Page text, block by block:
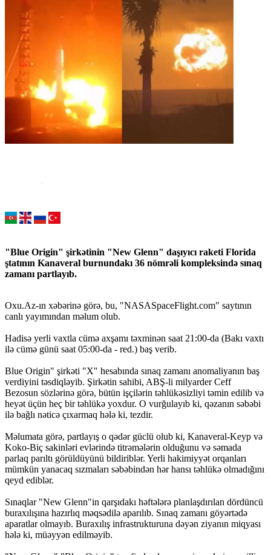
"Blue Origin" şirkətinin "New Glenn" daşıyıcı raketi Florida
ştatının Kanaveral burnundakı 36 nömrəli kompleksində sınaq
zamanı partlayıb.
Oxu.Az-ın xəbərinə görə, bu, "NASASpaceFlight.com" saytının
canlı yayımından məlum olub.
Hadisə yerli vaxtla cümə axşamı təxminən saat 21:00-da (Bakı vaxtı
ilə cümə günü saat 05:00-da - red.) baş verib.
Blue Origin" şirkəti "X" hesabında sınaq zamanı anomaliyanın baş
verdiyini təsdiqləyib. Şirkətin sahibi, ABŞ-li milyarder Ceff
Bezosun sözlərinə görə, bütün işçilərin təhlükəsizliyi təmin edilib və
heyət üçün heç bir təhlükə yoxdur. O vurğulayıb ki, qəzanın səbəbi
ilə bağlı nəticə çıxarmaq hələ ki, tezdir.
Məlumata görə, partlayış o qədər güclü olub ki, Kanaveral-Keyp və
Koko-Biç sakinləri evlərində titrəmələrin olduğunu və səmada
parlaq parıltı görüldüyünü bildiriblər. Yerli hakimiyyət orqanları
mümkün yanacaq sızmaları səbəbindən hər hansı təhlükə olmadığını
qeyd ediblər.
Sınaqlar "New Glenn"in qarşıdakı həftələrə planlaşdırılan dördüncü
buraxılışına hazırlıq məqsədilə aparılıb. Sınaq zamanı göyərtədə
aparatlar olmayıb. Buraxılış infrastrukturuna dəyən ziyanın miqyası
hələ ki, müəyyən edilməyib.